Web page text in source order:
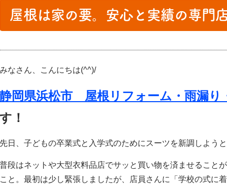
屋根は家の要。安心と実績の専門
みなさん、こんにちは(^^)/
静岡県浜松市 屋根リフォーム・雨漏り
す！
先日、子どもの卒業式と入学式のためにスーツを新調しよう
普段はネットや大型衣料品店でサッと買い物を済ませること
こと。最初は少し緊張しましたが、店員さんに「学校の式に